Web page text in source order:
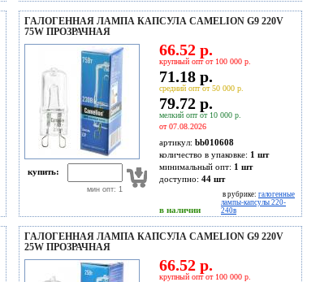
ГАЛОГЕННАЯ ЛАМПА КАПСУЛА CAMELION G9 220V
75W ПРОЗРАЧНАЯ
купить:
мин опт: 1
66.52 р.
крупный опт от 100 000 р.
71.18 р.
средний опт от 50 000 р.
79.72 р.
мелкий опт от 10 000 р.
от 07.08.2026
артикул: bb010608
количество в упаковке: 1 шт
минимальный опт: 1 шт
доступно: 44 шт
в наличии
в рубрике: галогенные
лампы-капсулы 220-
240в
ГАЛОГЕННАЯ ЛАМПА КАПСУЛА CAMELION G9 220V
25W ПРОЗРАЧНАЯ
66.52 р.
крупный опт от 100 000 р.